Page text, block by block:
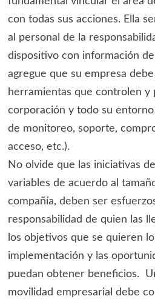
con todas sus acciones. Ella
al personal de la
dispositivo con información
agregue que su empresa
herramientas que controlen y
corporación y todo su
de monitoreo, soporte,
acceso, etc.).
No olvide que las iniciativas
variables de acuerdo al
compañía, deben ser
responsabilidad de quien las
los objetivos que se quieren
implementación y las
puedan obtener beneficios.
movilidad empresarial debe